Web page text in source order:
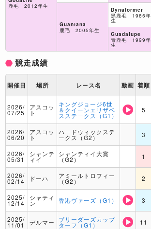
鹿毛 2012年生
Guantana
鹿毛 2005年生
Dynaformer
黒鹿毛 1985年
生
Guadalupe
青鹿毛 1999年
生
競走成績
開催日 場所 レース名 動画 着順
2026/
07/25
アスコッ
ト
キングジョージ6世
＆クイーンエリザベ
スステークス（G1）
5
2026/
06/20
アスコッ
ト
ハードウィックステ
ークス（G2） 3
2026/
05/31
シャンテ
ィイ
シャンティイ大賞
（G2） 1
2026/
02/14 ドーハ アミールトロフィー
（G2） 2
2025/
12/14
シャティ
ン 香港ヴァーズ（G1） 3
2025/
11/01 デルマー ブリーダーズカップ
ターフ（G1） 11